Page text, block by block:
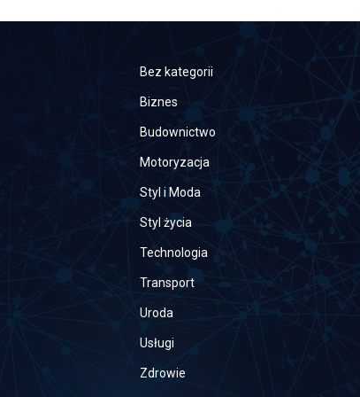
Bez kategorii
Biznes
Budownictwo
Motoryzacja
Styl i Moda
Styl życia
Technologia
Transport
Uroda
Usługi
Zdrowie